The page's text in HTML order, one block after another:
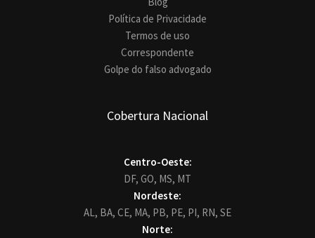
Política de Privacidade
Termos de uso
Correspondente
Golpe do falso advogado
Cobertura Nacional
Centro-Oeste:
DF, GO, MS, MT
Nordeste:
AL, BA, CE, MA, PB, PE, PI, RN, SE
Norte: